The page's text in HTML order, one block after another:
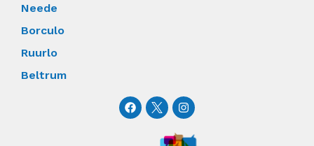
Neede
Borculo
Ruurlo
Beltrum
F
a
c
I
n
s
t